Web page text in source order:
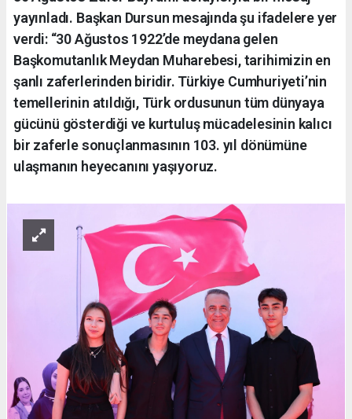
yayınladı. Başkan Dursun mesajında şu ifadelere yer
verdi: “30 Ağustos 1922’de meydana gelen
Başkomutanlık Meydan Muharebesi, tarihimizin en
şanlı zaferlerinden biridir. Türkiye Cumhuriyeti’nin
temellerinin atıldığı, Türk ordusunun tüm dünyaya
gücünü gösterdiği ve kurtuluş mücadelesinin kalıcı
bir zaferle sonuçlanmasının 103. yıl dönümüne
ulaşmanın heyecanını yaşıyoruz.